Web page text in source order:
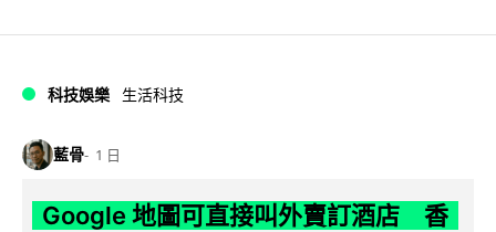
科技娛樂 生活科技
藍骨 1 日
Google 地圖可直接叫外賣訂酒店 香